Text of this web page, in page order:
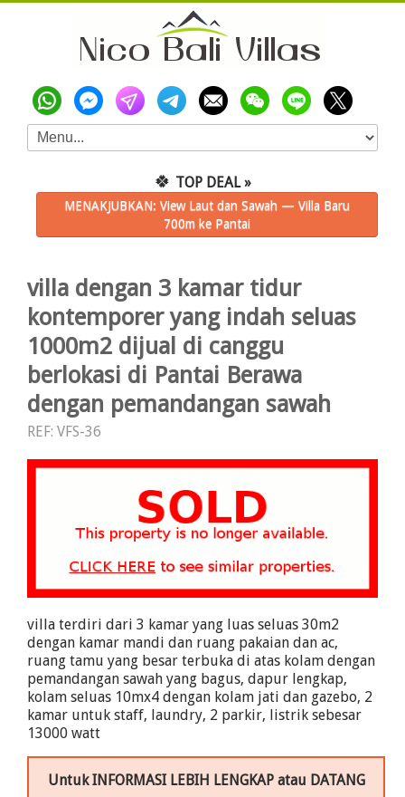
🍀 TOP DEAL »
MENAKJUBKAN: View Laut dan Sawah — Villa Baru
700m ke Pantai
villa dengan 3 kamar tidur
kontemporer yang indah seluas
1000m2 dijual di canggu
berlokasi di Pantai Berawa
dengan pemandangan sawah
REF: VFS-36
villa terdiri dari 3 kamar yang luas seluas 30m2
dengan kamar mandi dan ruang pakaian dan ac,
ruang tamu yang besar terbuka di atas kolam dengan
pemandangan sawah yang bagus, dapur lengkap,
kolam seluas 10mx4 dengan kolam jati dan gazebo, 2
kamar untuk staff, laundry, 2 parkir, listrik sebesar
13000 watt
Untuk INFORMASI LEBIH LENGKAP atau DATANG